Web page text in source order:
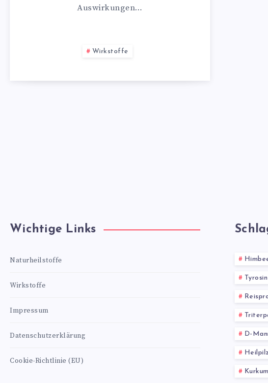
Auswirkungen…
Wirkstoffe
Wichtige Links
Naturheilstoffe
Wirkstoffe
Impressum
Datenschutzerklärung
Cookie-Richtlinie (EU)
D-